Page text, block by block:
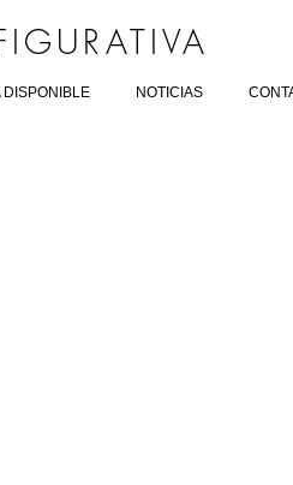
DISPONIBLE NOTICIAS